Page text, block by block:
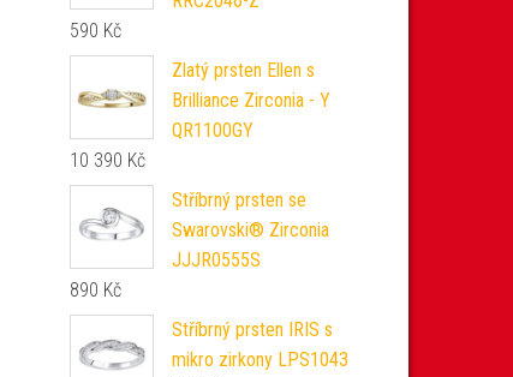
590 Kč
Zlatý prsten Ellen s
Brilliance Zirconia - Y
QR1100GY
10 390 Kč
Stříbrný prsten se
Swarovski® Zirconia
JJJR0555S
890 Kč
Stříbrný prsten IRIS s
mikro zirkony LPS1043